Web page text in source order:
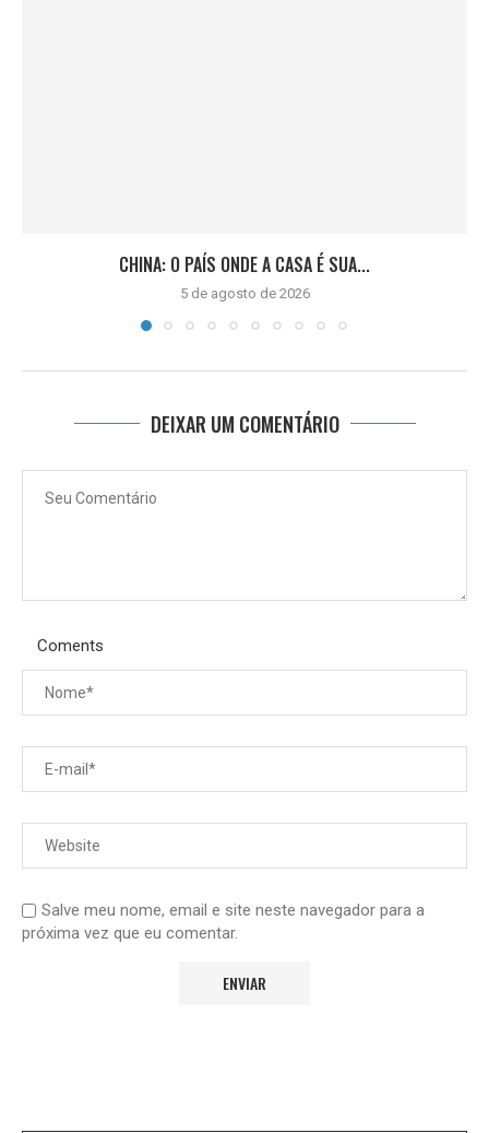
CHINA: O PAÍS ONDE A CASA É SUA...
5 de agosto de 2026
DEIXAR UM COMENTÁRIO
Coments
Salve meu nome, email e site neste navegador para a
próxima vez que eu comentar.